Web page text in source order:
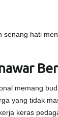
senang hati
memang
yang tidak
keras